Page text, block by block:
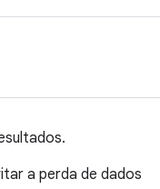
a perda de dados